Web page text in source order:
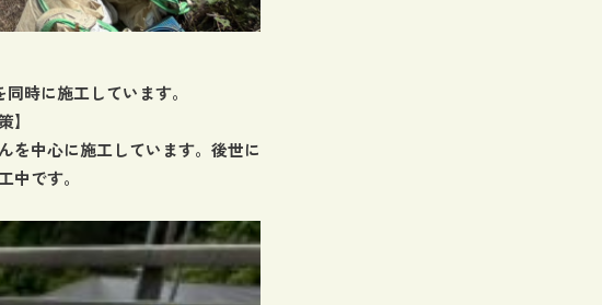
時に施工しています。
を中心に施工しています。後世に
です。